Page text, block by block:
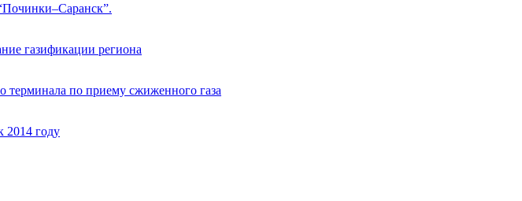
газификации региона
терминала по приему сжиженного газа
2014 году